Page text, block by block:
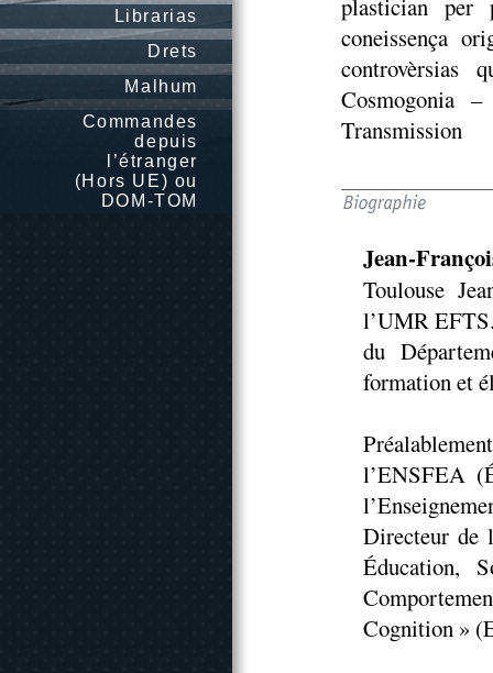
Librarias
Drets
Malhum
Commandes
depuis
l’étranger
(Hors UE) ou
DOM-TOM
plastician per
coneissença
controvèrsias
Cosmogonia
Transmission
Jean-
Toulouse
l’UMR
du
formation et
l’ENSFEA
Directeur de
Éducation,
Cognition »